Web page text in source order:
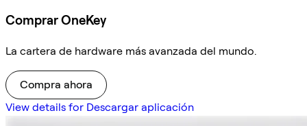
Comprar OneKey
La cartera de hardware más avanzada del mundo.
Compra ahora
View details for Descargar aplicación